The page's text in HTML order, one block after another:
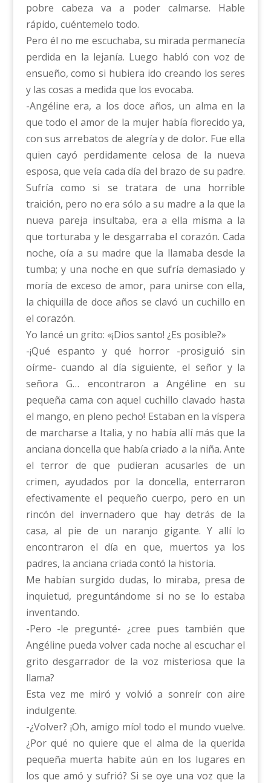
pobre cabeza va a poder calmarse. Hable
rápido, cuéntemelo todo.
Pero él no me escuchaba, su mirada permanecía
perdida en la lejanía. Luego habló con voz de
ensueño, como si hubiera ido creando los seres
y las cosas a medida que los evocaba.
-Angéline era, a los doce años, un alma en la
que todo el amor de la mujer había florecido ya,
con sus arrebatos de alegría y de dolor. Fue ella
quien cayó perdidamente celosa de la nueva
esposa, que veía cada día del brazo de su padre.
Sufría como si se tratara de una horrible
traición, pero no era sólo a su madre a la que la
nueva pareja insultaba, era a ella misma a la
que torturaba y le desgarraba el corazón. Cada
noche, oía a su madre que la llamaba desde la
tumba; y una noche en que sufría demasiado y
moría de exceso de amor, para unirse con ella,
la chiquilla de doce años se clavó un cuchillo en
el corazón.
Yo lancé un grito: «¡Dios santo! ¿Es posible?»
-¡Qué espanto y qué horror -prosiguió sin
oírme- cuando al día siguiente, el señor y la
señora G… encontraron a Angéline en su
pequeña cama con aquel cuchillo clavado hasta
el mango, en pleno pecho! Estaban en la víspera
de marcharse a Italia, y no había allí más que la
anciana doncella que había criado a la niña. Ante
el terror de que pudieran acusarles de un
crimen, ayudados por la doncella, enterraron
efectivamente el pequeño cuerpo, pero en un
rincón del invernadero que hay detrás de la
casa, al pie de un naranjo gigante. Y allí lo
encontraron el día en que, muertos ya los
padres, la anciana criada contó la historia.
Me habían surgido dudas, lo miraba, presa de
inquietud, preguntándome si no se lo estaba
inventando.
-Pero -le pregunté- ¿cree pues también que
Angéline pueda volver cada noche al escuchar el
grito desgarrador de la voz misteriosa que la
llama?
Esta vez me miró y volvió a sonreír con aire
indulgente.
-¿Volver? ¡Oh, amigo mío! todo el mundo vuelve.
¿Por qué no quiere que el alma de la querida
pequeña muerta habite aún en los lugares en
los que amó y sufrió? Si se oye una voz que la